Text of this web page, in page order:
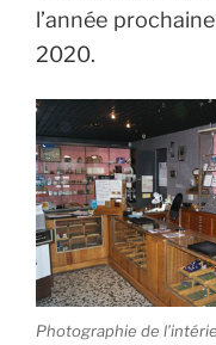
l’année
2020.
Photographie de